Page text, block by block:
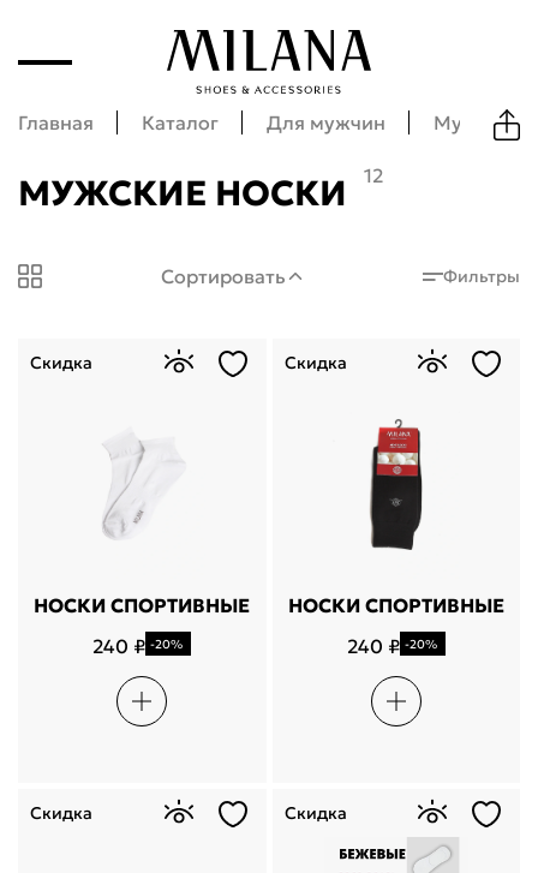
Главная Каталог Для мужчин Мужские
МУЖСКИЕ НОСКИ 12
Сортировать Фильтры
НОСКИ СПОРТИВНЫЕ
240 ₽ -20%
Скидка
НОСКИ СПОРТИВНЫЕ
240 ₽ -20%
Скидка
Скидка Скидка
Войти или
Milana ID По паролю
Укажите свой город